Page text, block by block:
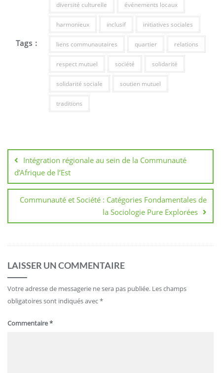
Tags :
diversité culturelle événements locaux
harmonieux inclusif initiatives sociales
liens communautaires quartier relations
respect mutuel société solidarité
solidarité sociale soutien mutuel
traditions
de
l’article
Intégration régionale au sein de la Communauté
d’Afrique de l’Est
Communauté et Société : Catégories Fondamentales de
la Sociologie Pure Explorées
LAISSER UN COMMENTAIRE
Votre adresse de messagerie ne sera pas publiée. Les champs
obligatoires sont indiqués avec*
Commentaire*